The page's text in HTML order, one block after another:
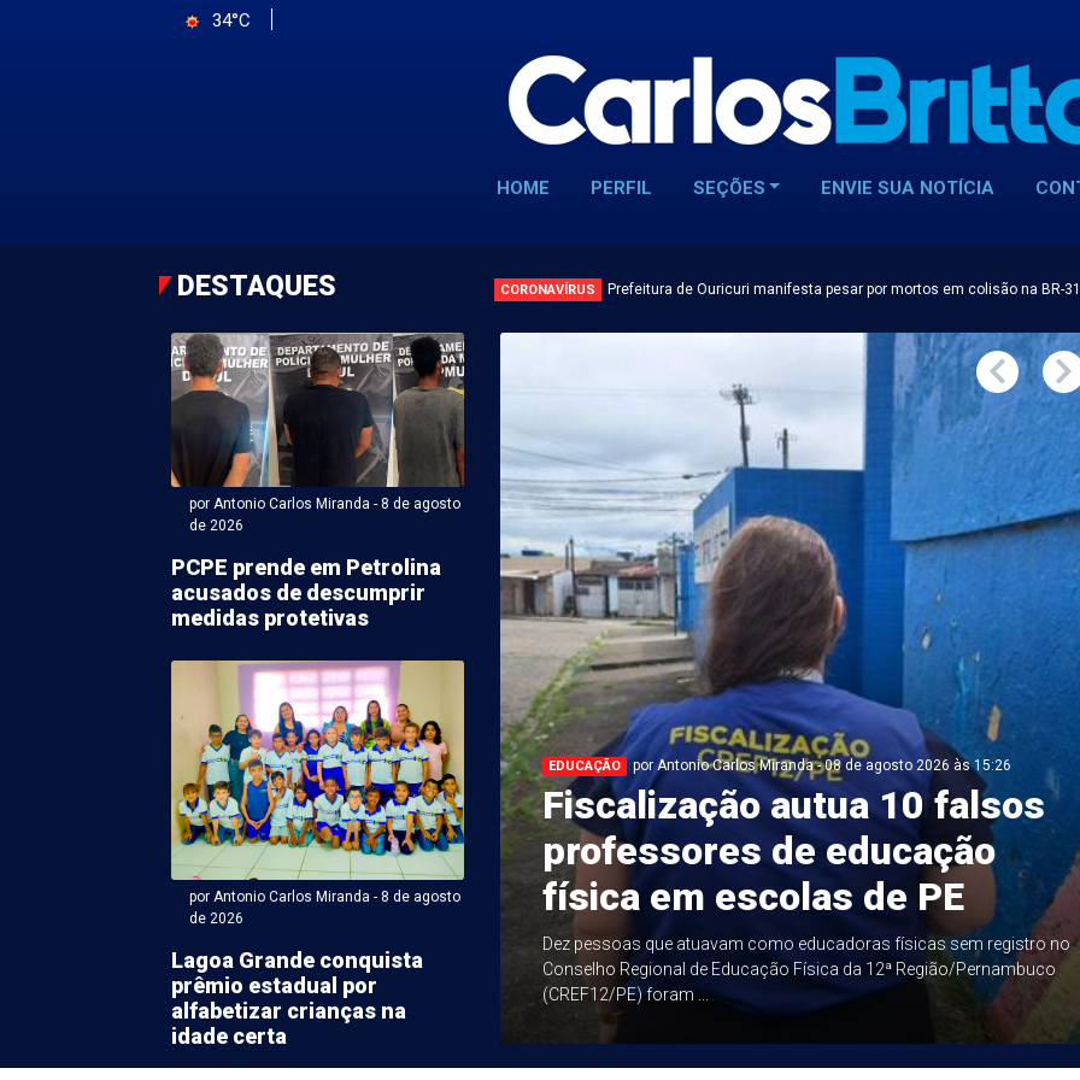
34°C
HOME PERFIL SEÇÕES ENVIE SUA NOTÍCIA
DESTAQUES CORONAVÍRUS Prefeitura de Ouricuri manifesta pesar por mortos em colisão na BR-
por Antonio Carlos Miranda - 8 de agosto
de 2026
PCPE prende em Petrolina
acusados de descumprir
medidas protetivas
por Antonio Carlos Miranda - 8 de agosto
de 2026
Lagoa Grande conquista
prêmio estadual por
alfabetizar crianças na
idade certa
Carlos Miranda - 08 de agosto 2026 às 10:40
sertanejos deixam
João Campos e
no PSD de Raquel
lideranças políticas do Sertão pernambucano: os
EDUCAÇÃO por Antonio Carlos Miranda - 08 de agosto 2026 às 15:26
Fiscalização autua 10 falsos
professores de educação
física em escolas de PE
Dez pessoas que atuavam como educadoras físicas sem registro no
Conselho Regional de Educação Física da 12ª Região/Pernambuco
(CREF12/PE) foram ...